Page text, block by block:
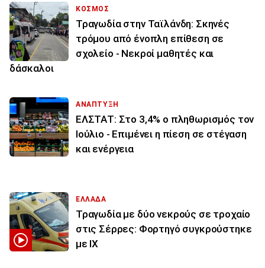
ΚΟΣΜΟΣ
Τραγωδία στην Ταϊλάνδη: Σκηνές
τρόμου από ένοπλη επίθεση σε
σχολείο - Νεκροί μαθητές και
δάσκαλοι
ΑΝΑΠΤΥΞΗ
ΕΛΣΤΑΤ: Στο 3,4% ο πληθωρισμός τον
Ιούλιο - Επιμένει η πίεση σε στέγαση
και ενέργεια
ΕΛΛΑΔΑ
Τραγωδία με δύο νεκρούς σε τροχαίο
στις Σέρρες: Φορτηγό συγκρούστηκε
με ΙΧ